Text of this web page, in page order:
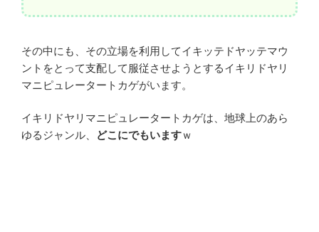
その中にも、その立場を利用してイキッテドヤッテマウ
ントをとって支配して服従させようとするイキリドヤリ
マニピュレータートカゲがいます。
イキリドヤリマニピュレータートカゲは、地球上のあら
ゆるジャンル、
どこにでもいますｗ